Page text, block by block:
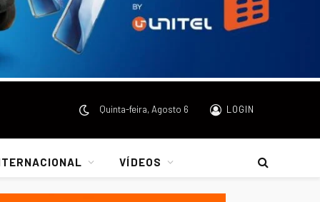
Quinta-feira, Agosto 6 LOGIN
VÍDEOS